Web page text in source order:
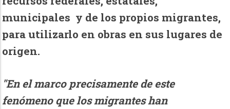
municipales y de los propios migrantes,
para utilizarlo en obras en sus lugares de
origen.
"En el marco precisamente de este
fenómeno que los migrantes han